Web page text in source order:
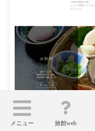
旅館web
メニュー
双葉旅館さま
福島 飯坂温泉